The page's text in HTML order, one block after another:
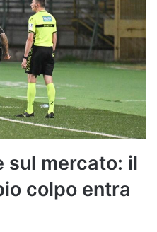
sul mercato: il
colpo entra